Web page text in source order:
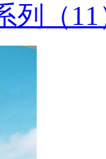
列（11